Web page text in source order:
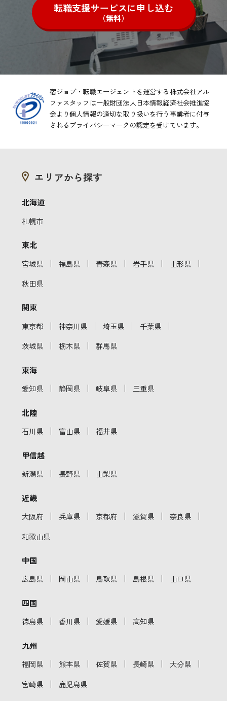
転職支援サービスに申し込む
（無料）
宿ジョブ・転職エージェントを運営する株式会社アル
ファスタッフは一般財団法人日本情報経済社会推進協
会より個人情報の適切な取り扱いを行う事業者に付与
されるプライバシーマークの認定を受けています。
エリアから探す
北海道
札幌市
東北
宮城県 ｜ 福島県 ｜ 青森県 ｜ 岩手県 ｜ 山形県 ｜
秋田県
関東
東京都 ｜ 神奈川県 ｜ 埼玉県 ｜ 千葉県 ｜
茨城県 ｜ 栃木県 ｜ 群馬県
東海
愛知県 ｜ 静岡県 ｜ 岐阜県 ｜ 三重県
北陸
石川県 ｜ 富山県 ｜ 福井県
甲信越
新潟県 ｜ 長野県 ｜ 山梨県
近畿
大阪府 ｜ 兵庫県 ｜ 京都府 ｜ 滋賀県 ｜ 奈良県 ｜
和歌山県
中国
広島県 ｜ 岡山県 ｜ 鳥取県 ｜ 島根県 ｜ 山口県
四国
徳島県 ｜ 香川県 ｜ 愛媛県 ｜ 高知県
九州
福岡県 ｜ 熊本県 ｜ 佐賀県 ｜ 長崎県 ｜ 大分県 ｜
宮崎県 ｜ 鹿児島県